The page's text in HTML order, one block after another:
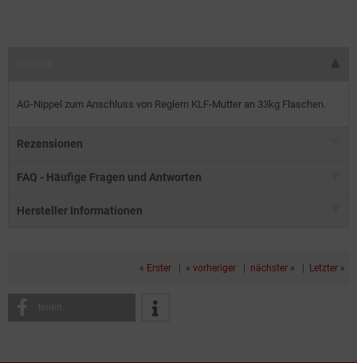
AG-Nippel zum Anschluss von Reglern KLF-Mutter an 33kg Flaschen.
Rezensionen
FAQ - Häufige Fragen und Antworten
Hersteller Informationen
« Erster « vorheriger nächster » Letzter »